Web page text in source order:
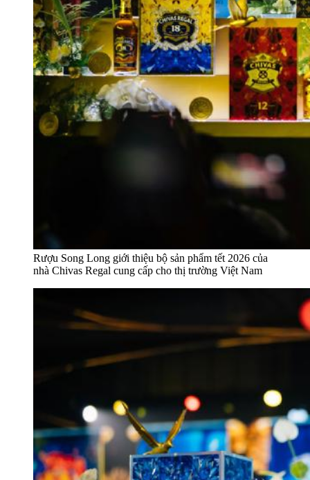
Rượu Song Long giới thiệu bộ sản phẩm tết 2026 của
nhà Chivas Regal cung cấp cho thị trường Việt Nam